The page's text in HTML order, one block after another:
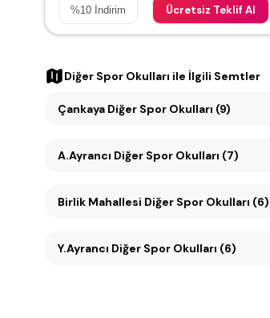
%10 İndirim Ücretsiz Teklif Al
Diğer Spor Okulları ile İlgili Semtler
Çankaya Diğer Spor Okulları (9)
A.Ayrancı Diğer Spor Okulları (7)
Birlik Mahallesi Diğer Spor Okulları (6)
Y.Ayrancı Diğer Spor Okulları (6)